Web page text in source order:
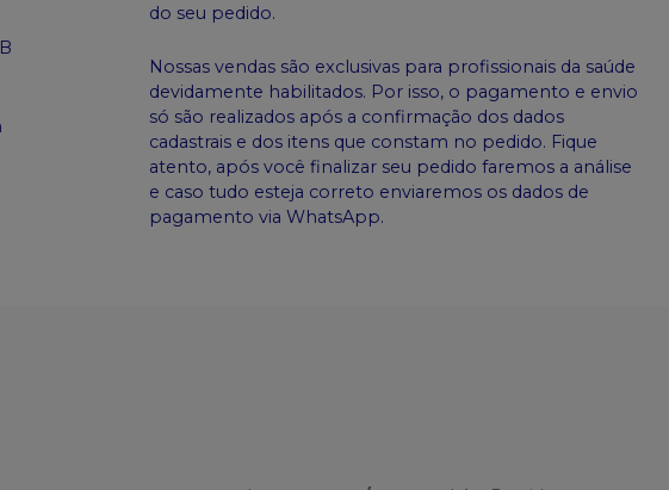
do seu pedido.
Nossas vendas são exclusivas para profissionais da saúde
devidamente habilitados. Por isso, o pagamento e envio
só são realizados após a confirmação dos dados
cadastrais e dos itens que constam no pedido. Fique
atento, após você finalizar seu pedido faremos a análise
e caso tudo esteja correto enviaremos os dados de
pagamento via WhatsApp.